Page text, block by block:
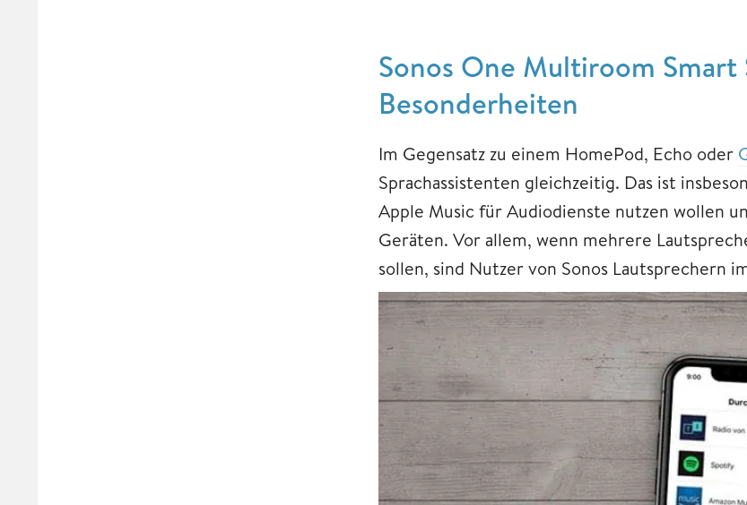
Sonos One Multiroom
Besonderheiten
Im Gegensatz zu einem HomePod, Echo oder
Sprachassistenten gleichzeitig. Das ist
Apple Music für Audiodienste nutzen wollen
Geräten. Vor allem, wenn mehrere
sollen, sind Nutzer von Sonos Lautsprechern